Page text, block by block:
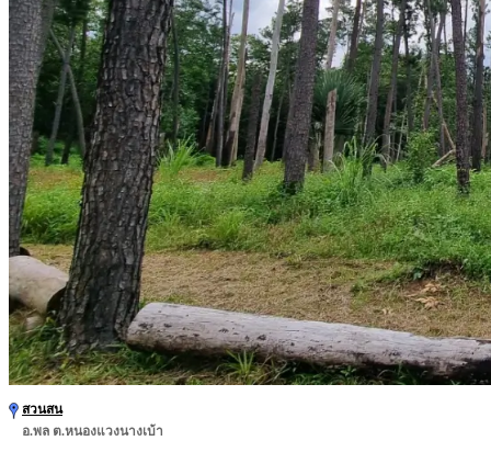
สวนสน
อ.พล ต.หนองแวงนางเบ้า